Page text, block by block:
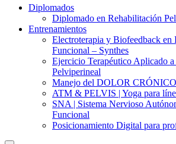
Diplomados
Diplomado en Rehabilitación
Entrenamientos
Electroterapia y Biofeedback en
Funcional – Synthes
Ejercicio Terapéutico Aplicado
Pelviperineal
Manejo del DOLOR
ATM & PELVIS | Yoga para
SNA | Sistema Nervioso
Funcional
Posicionamiento Digital para